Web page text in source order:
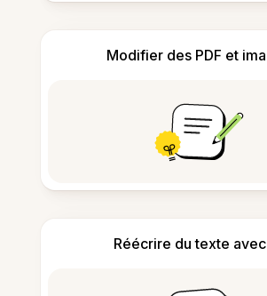
Modifier des PDF et
Réécrire du texte